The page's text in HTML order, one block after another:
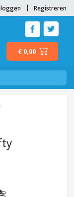
Registreren
€ 0,00